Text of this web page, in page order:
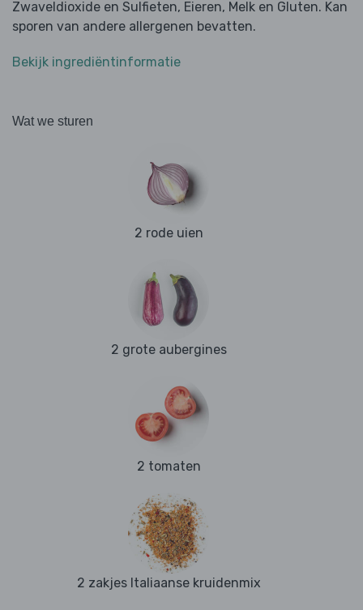
Zwaveldioxide en Sulfieten, Eieren, Melk en Gluten. Kan
sporen van andere allergenen bevatten.
Bekijk ingrediëntinformatie
Wat we sturen
2 rode uien
2 grote aubergines
2 tomaten
2 zakjes Italiaanse kruidenmix